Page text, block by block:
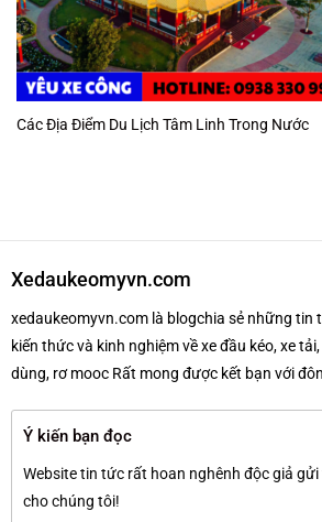
Các Địa Điểm Du Lịch Tâm Linh Trong Nước
Xedaukeomyvn.com
xedaukeomyvn.com là blogchia sẻ những tin
kiến thức và kinh nghiệm về xe đầu kéo, xe
dùng, rơ mooc Rất mong được kết bạn với
Ý kiến bạn đọc
Website tin tức rất hoan nghênh độc giả
cho chúng tôi!